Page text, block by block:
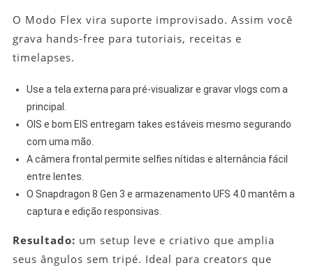
O Modo Flex vira suporte improvisado. Assim você
grava hands-free para tutoriais, receitas e
timelapses.
Use a tela externa para pré-visualizar e gravar vlogs com a
principal.
OIS e bom EIS entregam takes estáveis mesmo segurando
com uma mão.
A câmera frontal permite selfies nítidas e alternância fácil
entre lentes.
O Snapdragon 8 Gen 3 e armazenamento UFS 4.0 mantêm a
captura e edição responsivas.
Resultado: um setup leve e criativo que amplia
seus ângulos sem tripé. Ideal para creators que